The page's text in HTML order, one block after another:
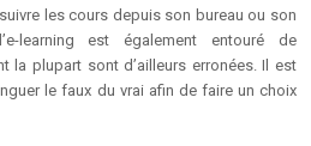
les cours depuis son bureau ou son
learning est également entouré de
la plupart sont d’ailleurs erronées. Il est
le faux du vrai afin de faire un choix